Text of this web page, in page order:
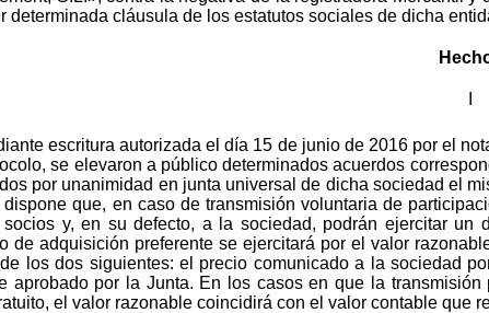
determinada cláusula de los estatutos sociales de dicha
escritura autorizada el día 15 de junio de 2016 por el
se elevaron a público determinados acuerdos
por unanimidad en junta universal de dicha sociedad el
que, en caso de transmisión voluntaria de
socios y, en su defecto, a la sociedad, podrán ejercitar un
de adquisición preferente se ejercitará por el valor
los dos siguientes: el precio comunicado a la sociedad
aprobado por la Junta. En los casos en que la
el valor razonable coincidirá con el valor contable que